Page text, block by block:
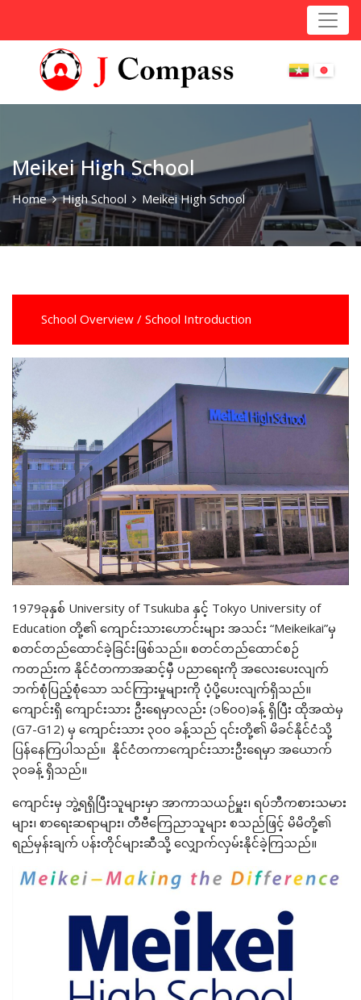
Meikei High School
Home High School Meikei High School
School Overview / School Introduction
1979ခုနှစ် University of Tsukuba နှင့် Tokyo University of
Education တို့၏ ကျောင်းသားဟောင်းများ အသင်း “Meikeikai”မှ
စတင်တည်ထောင်ခဲ့ခြင်းဖြစ်သည်။ စတင်တည်ထောင်စဉ်
ကတည်းက နိုင်ငံတကာအဆင့်မှီ ပညာရေးကို အလေးပေးလျက်
ဘက်စုံပြည့်စုံသော သင်ကြားမှုများကို ပံ့ပို့ပေးလျက်ရှိသည်။
ကျောင်းရှိ ကျောင်းသား ဦးရေမှာလည်း (၁၆၀၀)ခန့် ရှိပြီး ထိုအထဲမှ
(G7-G12) မှ ကျောင်းသား ၃၀၀ ခန့်သည် ၎င်းတို့၏ မိခင်နိုင်ငံသို့
ပြန်နေကြပါသည်။ နိုင်ငံတကာကျောင်းသားဦးရေမှာ အယောက်
၃၀ခန့် ရှိသည်။
ကျောင်းမှ ဘွဲ့ရရှိပြီးသူများမှာ အာကာသယဉ်မှူး၊ ရပ်ဘီကစားသမား
များ၊ စာရေးဆရာများ၊ တီဗီကြေညာသူများ စသည်ဖြင့် မိမိတို့၏
ရည်မှန်းချက် ပန်းတိုင်များဆီသို့ လျှောက်လှမ်းနိုင်ခဲ့ကြသည်။